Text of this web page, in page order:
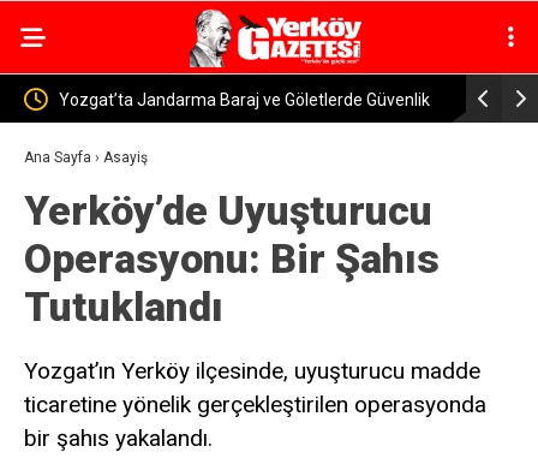
Yerköy-Kayseri YHT’de Kritik Eşik Aşıldı! Bakan
Uraloğlu: İşin Yarısını Tamamladık
Ana Sayfa › Asayiş
Yerköy’de Uyuşturucu
Operasyonu: Bir Şahıs
Tutuklandı
Yozgat’ın Yerköy ilçesinde, uyuşturucu madde
ticaretine yönelik gerçekleştirilen operasyonda
bir şahıs yakalandı.